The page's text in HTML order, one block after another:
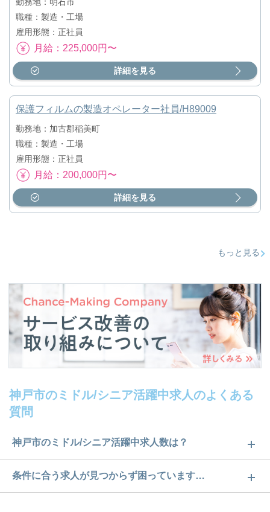
職種：製造・工場
雇用形態：正社員
月給：225,000円〜
詳細を見る
保護フィルムの製造オペレーター社員/H89009
勤務地：加古郡稲美町
職種：製造・工場
雇用形態：正社員
月給：200,000円〜
詳細を見る
もっと見る
神戸市のミドル/シニア活躍中求人のよくある
質問
神戸市のミドル/シニア活躍中求人数は？
神戸市のミドル/シニア活躍中求人数は115件です。
どのような求人があるかぜひチェックしてみてくだ
条件に合う求人が見つからず困っています…